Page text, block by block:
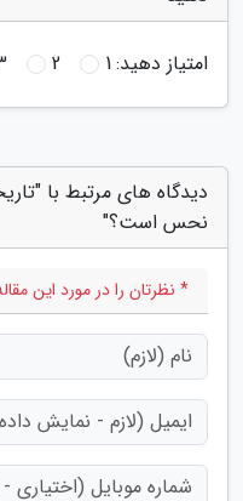
امتیاز دهید:1
2
دیدگاه های مرتبط با
نحس است؟"
* نظرتان را در مورد این